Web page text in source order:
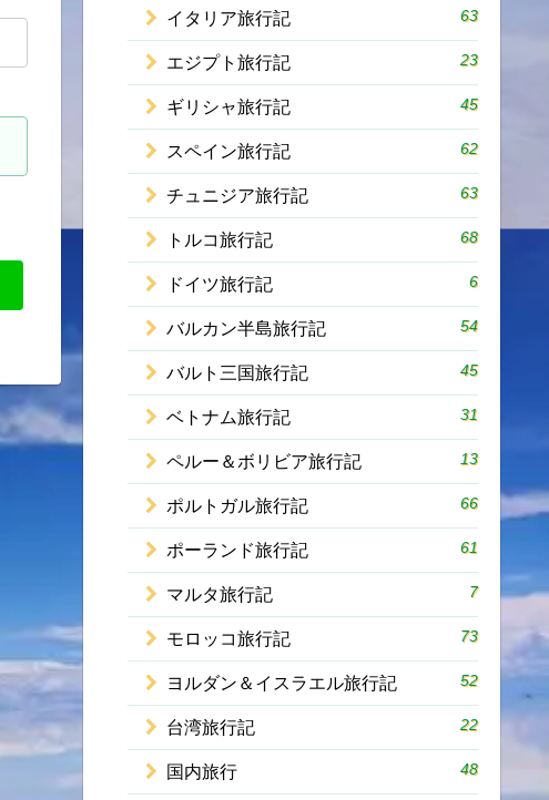
イタリア旅行記 63
エジプト旅行記 23
ギリシャ旅行記 45
スペイン旅行記 62
チュニジア旅行記 63
トルコ旅行記 68
ドイツ旅行記 6
バルカン半島旅行記 54
バルト三国旅行記 45
ベトナム旅行記 31
ペルー＆ボリビア旅行記 13
ポルトガル旅行記 66
ポーランド旅行記 61
マルタ旅行記 7
モロッコ旅行記 73
ヨルダン＆イスラエル旅行記 52
台湾旅行記 22
国内旅行 48